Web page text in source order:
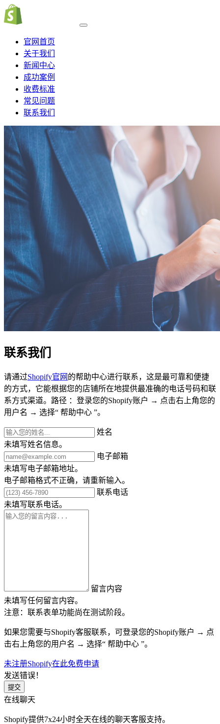
官网首页
关于我们
新闻中心
成功案例
收费标准
常见问题
联系我们
联系我们
请通过Shopify官网 的帮助中心进行联系，这是最可靠和便捷
的方式，它能根据您的店铺所在地提供最准确的电话号码和联
系方式渠道。路径 ：登录您的Shopify账户 → 点击右上角您的
用户名 → 选择“ 帮助中心 ”。
姓名
未填写姓名信息。
电子邮箱
未填写电子邮箱地址。
电子邮箱格式不正确，请重新输入。
联系电话
未填写联系电话。
留言内容
未填写任何留言内容。
注意：联系表单功能尚在测试阶段。
如果您需要与Shopify客服联系，可登录您的Shopify账户 → 点
击右上角您的用户名 → 选择“ 帮助中心 ”。
未注册Shopify在此免费申请
发送错误！
提交
在线聊天
Shopify提供7x24小时全天在线的聊天客服支持。